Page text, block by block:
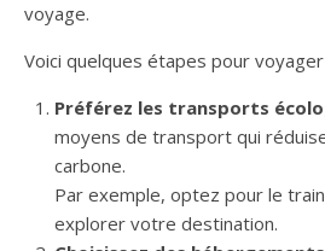
voyage.
Voici quelques étapes pour
Préférez les transports
moyens de transport qui
carbone.
Par exemple, optez pour le
explorer votre destination.